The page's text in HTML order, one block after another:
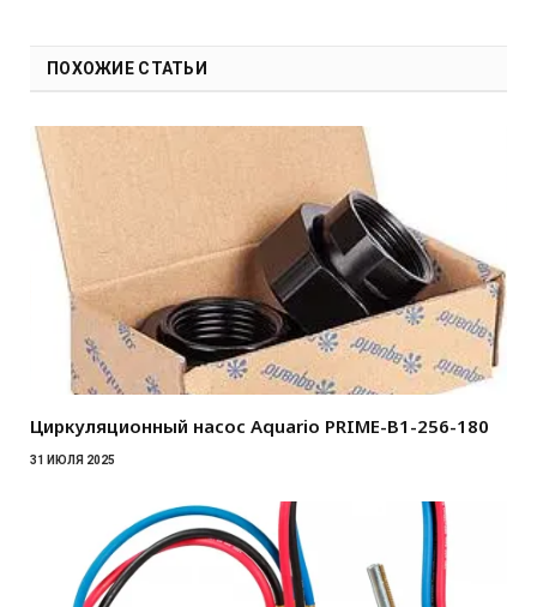
ПОХОЖИЕ СТАТЬИ
Циркуляционный насос Aquario PRIME-B1-256-180
31 ИЮЛЯ 2025